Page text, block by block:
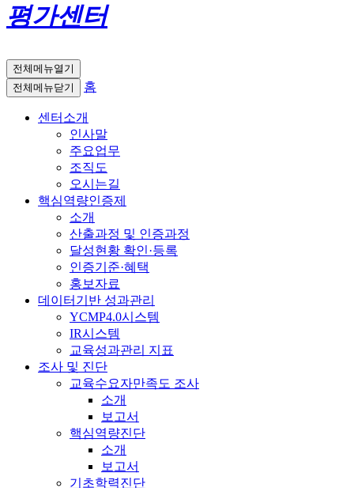
평가센터
전체메뉴열기
전체메뉴닫기
홈
센터소개
인사말
주요업무
조직도
오시는길
핵심역량인증제
소개
산출과정 및 인증과정
달성현황 확인·등록
인증기준·혜택
홍보자료
데이터기반 성과관리
YCMP4.0시스템
IR시스템
교육성과관리 지표
조사 및 진단
교육수요자만족도 조사
소개
보고서
핵심역량진단
소개
보고서
기초학력진단